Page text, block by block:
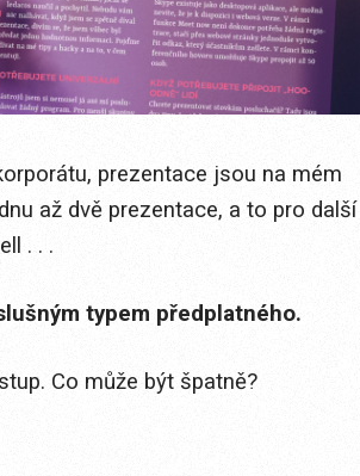
prezentace jsou na mém
až dvě prezentace, a to pro další
. . .
typem předplatného.
Co může být špatně?